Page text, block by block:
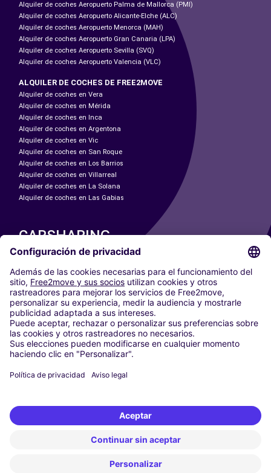
Alquiler de coches Aeropuerto Palma de Mallorca (PMI)
Alquiler de coches Aeropuerto Alicante-Elche (ALC)
Alquiler de coches Aeropuerto Menorca (MAH)
Alquiler de coches Aeropuerto Gran Canaria (LPA)
Alquiler de coches Aeropuerto Sevilla (SVQ)
Alquiler de coches Aeropuerto Valencia (VLC)
ALQUILER DE COCHES DE FREE2MOVE
Alquiler de coches en Vera
Alquiler de coches en Mérida
Alquiler de coches en Inca
Alquiler de coches en Argentona
Alquiler de coches en Vic
Alquiler de coches en San Roque
Alquiler de coches en Los Barrios
Alquiler de coches en Villarreal
Alquiler de coches en La Solana
Alquiler de coches en Las Gabias
CARSHARING
NUESTRAS CIUDADES
Paris
Madrid
Washington DC
Milán
Roma
Turín
Viena
Berlín
Düsseldorf